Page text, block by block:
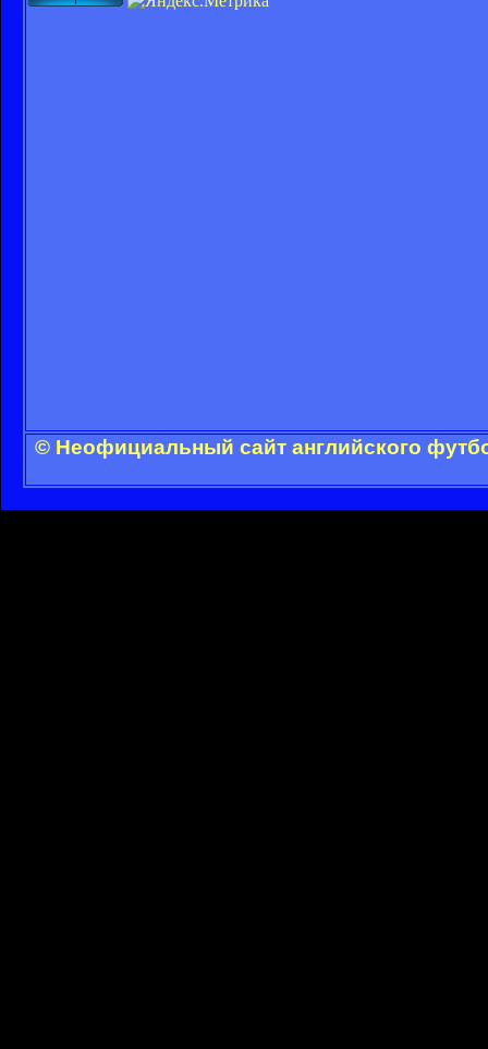
© Неофициальный сайт английского